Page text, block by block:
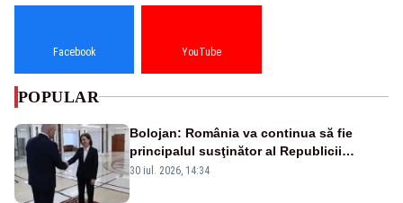
Facebook YouTube
POPULAR
Bolojan: România va continua să fie
principalul susţinător al Republicii
Moldova la nivelul Uniunii Europene
30 iul. 2026, 14:34